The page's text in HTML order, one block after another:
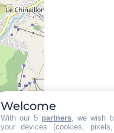
Welcome
With our 5 partners, we wish
your devices (cookies,